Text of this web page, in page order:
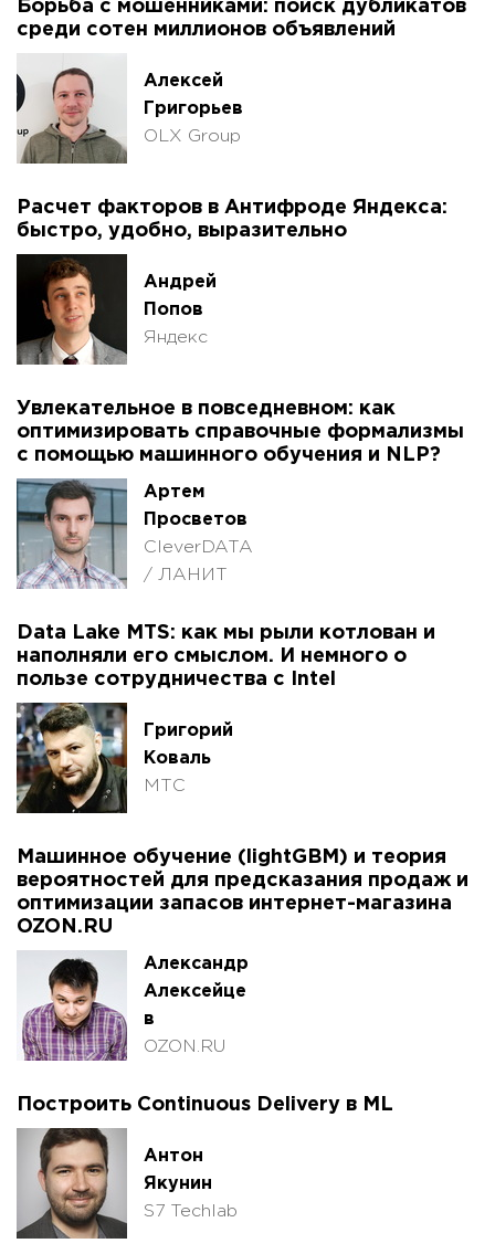
Борьба с мошенниками: поиск дубликатов
среди сотен миллионов объявлений
Алексей
Григорьев
OLX Group
Расчет факторов в Антифроде Яндекса:
быстро, удобно, выразительно
Андрей
Попов
Яндекс
Увлекательное в повседневном: как
оптимизировать справочные формализмы
с помощью машинного обучения и NLP?
Артем
Просветов
CleverDATA
/ ЛАНИТ
Data Lake MTS: как мы рыли котлован и
наполняли его смыслом. И немного о
пользе сотрудничества с Intel
Григорий
Коваль
МТС
Машинное обучение (lightGBM) и теория
вероятностей для предсказания продаж и
оптимизации запасов интернет-магазина
OZON.RU
Александр
Алексейце
в
OZON.RU
Построить Continuous Delivery в ML
Антон
Якунин
S7 Techlab